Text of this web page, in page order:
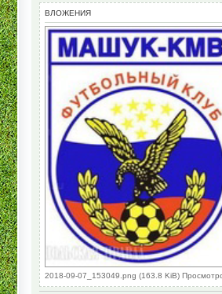
ВЛОЖЕНИЯ
2018-09-07_153049.png (163.8 KiB)